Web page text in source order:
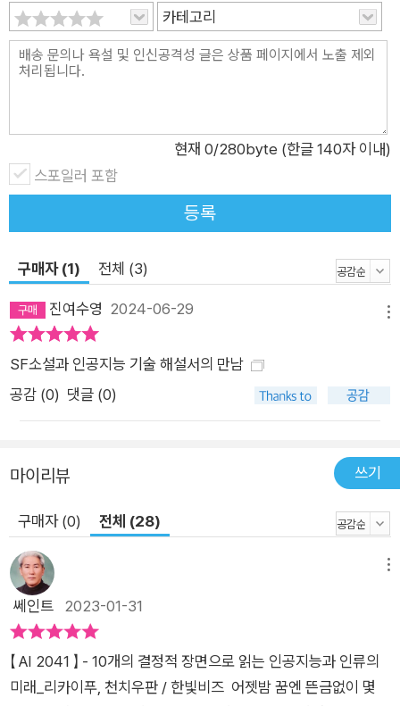
테인먼트, 고용, 금융 등의 분야에서 인공지능이 어떤 식으로 인
간 사회를 변화시킬 수 있는지 보여주는 이 책은 새로운 질문들을
떠올리게 한다. 인공지능이 감염병의 뿌리를 뽑아 범세계적인 팬
게 일자리를 빼앗긴 사람들은 어떻게 될까? 그리고 마침내 우리
는 다음과 같은 질문에 도달할 것이다. “인공지능은 인간과 공존
할 수 있을까?” SF소설과 영화를 비롯한 수많은 대중문화 작품
들에 영감을 제공한 이 질문에 출시 5일 만에 100만 명이 사용한
간과 공존할 수 있지만, 인공지능과 인간이 공존할 때 어떤 관계
때 어떤 관계가 생길지는 우리가 인공지능을 어떻게 활용하고, 인
간과 인공지능이 어떻게 같이 생활하는지에 따라 달라질 것입니
다.” 두 저자는 동일한 질문에 대해 딥러닝의 부정적 외부효과와
해법을 다룬 단편 <황금 코끼리> 속 등장인물의 목소리를 빌려
답한다. “어떤 위험은 감수할 만한 가치가 있다.” 우리는 우리가
이 책이 그 상상력의 시작이 되어줄 것이다.
카테고리
현재 0/280byte (한글 140자 이내)
스포일러 포함
등록
구매자 (1) 전체 (3)
진여수영 2024-06-29
SF소설과 인공지능 기술 해설서의 만남
공감 (0) 댓글 (0)
마이리뷰 쓰기
구매자 (0) 전체 (28)
쎄인트 2023-01-31
【 AI 2041 】 - 10개의 결정적 장면으로 읽는 인공지능과 인류의
미래_리카이푸, 천치우판 / 한빛비즈 어젯밤 꿈엔 뜬금없이 몇